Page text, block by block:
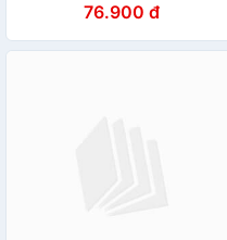
76.900 đ